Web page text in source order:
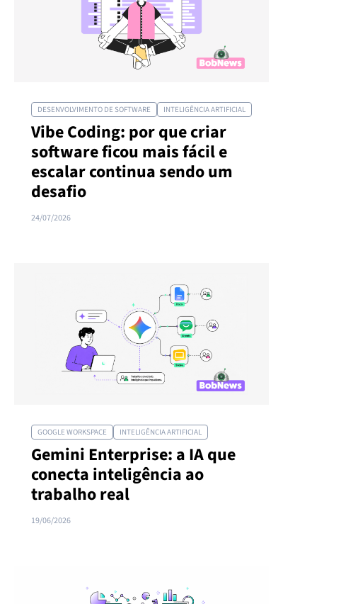
DESENVOLVIMENTO DE SOFTWARE INTELIGÊNCIA ARTIFICIAL
Vibe Coding: por que criar
software ficou mais fácil e
escalar continua sendo um
desafio
24/07/2026
GOOGLE WORKSPACE INTELIGÊNCIA ARTIFICIAL
Gemini Enterprise: a IA que
conecta inteligência ao
trabalho real
19/06/2026